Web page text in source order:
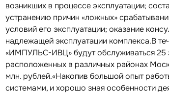
возникших в процессе эксплуатации;
устранению причин «ложных»
условий его эксплуатации; оказание
надлежащей эксплуатации комплекса.В
«ИМПУЛЬС-ИВЦ» будут обслуживаться 25
расположенных в различных районах
млн. рублей.«Накопив большой опыт
системами, и хорошо зная особенности